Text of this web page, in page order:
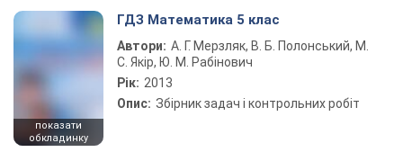
показати
обкладинку
ГДЗ Математика 5 клас
Автори: А. Г. Мерзляк, В. Б. Полонський, М.
С. Якір, Ю. М. Рабінович
Рік: 2013
Опис: Збірник задач і контрольних робіт